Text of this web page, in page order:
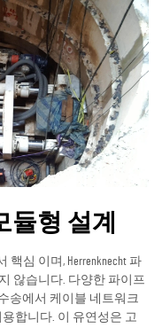
형 설계
심 이며, Herrenknecht 파
않습니다. 다양한 파이프
송에서 케이블 네트워크
합니다. 이 유연성은 고